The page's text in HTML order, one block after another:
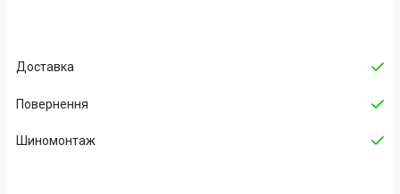
Доставка
Повернення
Шиномонтаж